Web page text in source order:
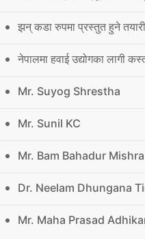
झन् कडा रुपमा प्रस्तुत हुने
नेपालमा हवाई उद्योगका लागी
Mr. Suyog Shrestha
Mr. Sunil KC
Mr. Bam Bahadur Mishra
Dr. Neelam Dhungana
Mr. Maha Prasad